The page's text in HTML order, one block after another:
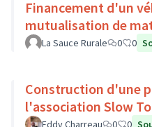
Financement d'un
mutualisation de
La Sauce Rurale 0 0
Construction d'une
l'association Slow
Eddy Charreau 0 0